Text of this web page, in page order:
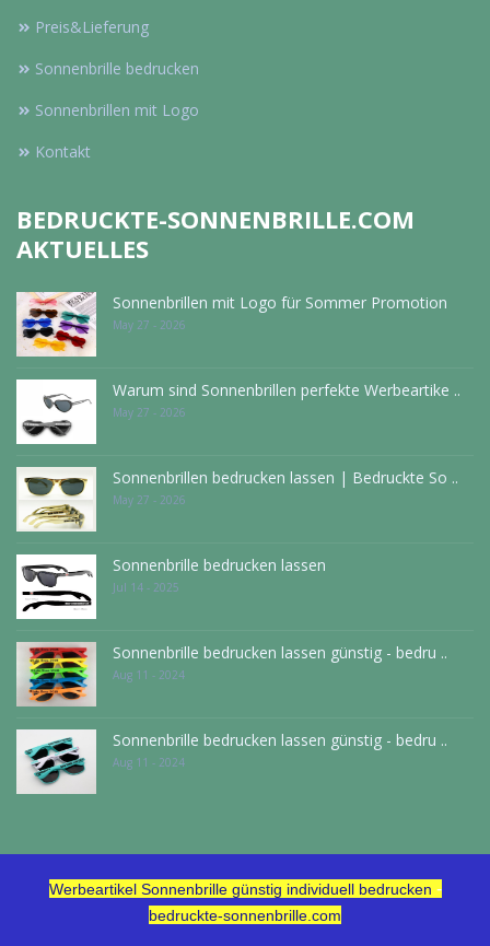
Preis&Lieferung
Sonnenbrille bedrucken
Sonnenbrillen mit Logo
Kontakt
BEDRUCKTE-SONNENBRILLE.COM
AKTUELLES
Sonnenbrillen mit Logo für Sommer Promotion
May 27 - 2026
Warum sind Sonnenbrillen perfekte Werbeartike ..
May 27 - 2026
Sonnenbrillen bedrucken lassen | Bedruckte So ..
May 27 - 2026
Sonnenbrille bedrucken lassen
Jul 14 - 2025
Sonnenbrille bedrucken lassen günstig - bedru ..
Aug 11 - 2024
Sonnenbrille bedrucken lassen günstig - bedru ..
Aug 11 - 2024
Werbeartikel Sonnenbrille günstig individuell bedrucken -
bedruckte-sonnenbrille.com